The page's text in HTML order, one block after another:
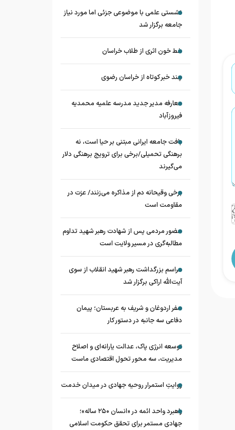
نشستی علمی با موضوعی جزئی اما مورد نیاز
جامعه برگزار شد
خط خون اثری از طلاب خراسان
چند خبر کوتاه از خراسان رضوی
معارفه مدیر جدید مدرسه علمیه محمدیه
فیروزآباد
بافت جامعه ایرانی مبتنی بر حیا است، نه
برهنگی تحمیلی/برخی برای ترویج برهنگی دلار
می‌گیرند
برخی وقیحانه دم از مذاکره می‌زنند/ عزت در
مقاومت است
حضور مردمی پس از شهادت رهبر شهید تداوم
مطالبه‌گری در مسیر ولایت است
مراسم بزرگداشت رهبر شهید انقلاب از سوی
آیت‌الله اراکی برگزار شد
سفر اردوغان و شریف به عربستان؛ پیمان
دفاعی سه جانبه در دستور کار
توسعه انرژی پاک، عدالت یارانه‌ای و اصلاح
مدیریت، سه محور تحول اقتصادی ماست
روایتِ استمرار روحیه جهادی در میدان خدمت
راهبرد واحد ائمه در «انسان ۲۵۰ ساله»؛
جهادی مستمر برای تحقق حکومت اسلامی